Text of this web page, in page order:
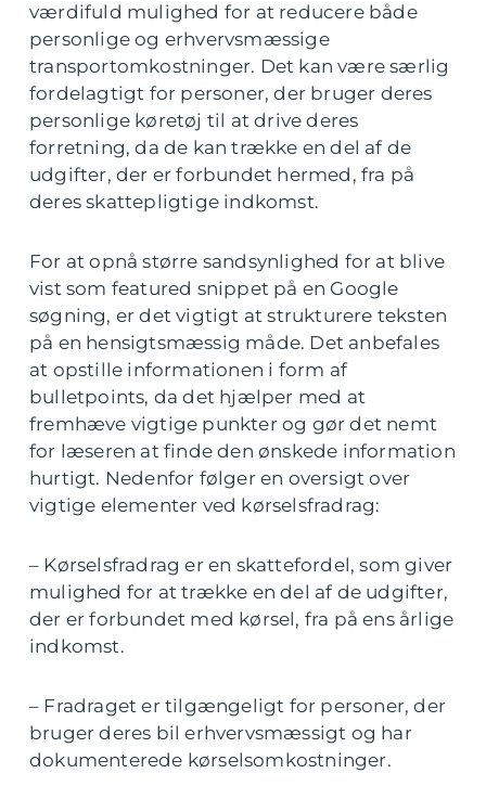
værdifuld mulighed for at reducere både
personlige og erhvervsmæssige
transportomkostninger. Det kan være særlig
fordelagtigt for personer, der bruger deres
personlige køretøj til at drive deres
forretning, da de kan trække en del af de
udgifter, der er forbundet hermed, fra på
deres skattepligtige indkomst.
For at opnå større sandsynlighed for at blive
vist som featured snippet på en Google
søgning, er det vigtigt at strukturere teksten
på en hensigtsmæssig måde. Det anbefales
at opstille informationen i form af
bulletpoints, da det hjælper med at
fremhæve vigtige punkter og gør det nemt
for læseren at finde den ønskede information
hurtigt. Nedenfor følger en oversigt over
vigtige elementer ved kørselsfradrag:
– Kørselsfradrag er en skattefordel, som giver
mulighed for at trække en del af de udgifter,
der er forbundet med kørsel, fra på ens årlige
indkomst.
– Fradraget er tilgængeligt for personer, der
bruger deres bil erhvervsmæssigt og har
dokumenterede kørselsomkostninger.